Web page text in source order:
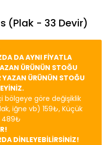
(Plak - 33 Devir)
DA AYNI FİYATLA
ÜRÜNÜN STOĞU
YAZAN ÜRÜNÜN STOĞU
bölgeye göre değişiklik
iğne vb) 159₺, Küçük
489₺
DİNLEYEBİLİRSİNİZ!